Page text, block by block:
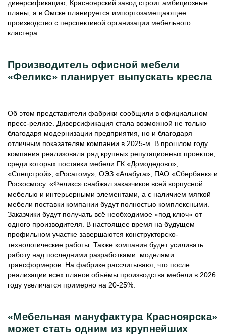
диверсификацию, Красноярский завод строит амбициозные
планы, а в Омске планируется импортозамещающее
производство с перспективой организации мебельного
кластера.
Производитель офисной мебели
«Феликс» планирует выпускать кресла
Об этом представители фабрики сообщили в официальном
пресс-релизе. Диверсификация стала возможной не только
благодаря модернизации предприятия, но и благодаря
отличным показателям компании в 2025-м. В прошлом году
компания реализовала ряд крупных репутационных проектов,
среди которых поставки мебели ГК «Домодедово»,
«Спецстрой», «Росатому», ОЭЗ «Алабуга», ПАО «Сбербанк» и
Роскосмосу. «Феликс» снабжал заказчиков всей корпусной
мебелью и интерьерными элементами, а с наличием мягкой
мебели поставки компании будут полностью комплексными.
Заказчики будут получать всё необходимое «под ключ» от
одного производителя. В настоящее время на будущем
профильном участке завершаются конструкторско-
технологические работы. Также компания будет усиливать
работу над последними разработками: моделями
трансформеров. На фабрике рассчитывают, что после
реализации всех планов объёмы производства мебели в 2026
году увеличатся примерно на 20-25%.
«Мебельная мануфактура Красноярска»
может стать одним из крупнейших